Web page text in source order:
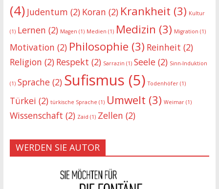
(4) Judentum (2) Koran (2) Krankheit (3) Kultur
(1) Lernen (2) Magen (1) Medien (1) Medizin (3) Migration (1)
Motivation (2) Philosophie (3) Reinheit (2)
Religion (2) Respekt (2) Sarrazin (1) Seele(2) Sinn-Induktion
(1) Sprache(2) Sufismus (5) Todenhöfer(1)
Türkei (2) türkische Sprache (1) Umwelt (3) Weimar(1)
Wissenschaft (2) Zaid (1) Zellen (2)
WERDEN SIE AUTOR